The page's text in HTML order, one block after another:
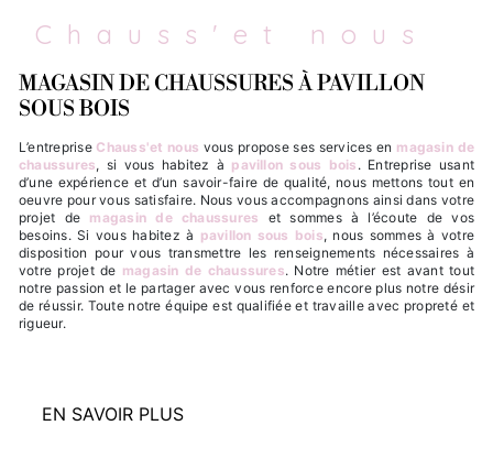
Chauss'et nous
MAGASIN DE CHAUSSURES À PAVILLON
SOUS BOIS
L’entreprise Chauss'et nous vous propose ses services en magasin de
chaussures, si vous habitez à pavillon sous bois . Entreprise usant
d’une expérience et d’un savoir-faire de qualité, nous mettons tout en
oeuvre pour vous satisfaire. Nous vous accompagnons ainsi dans votre
projet de magasin de chaussures et sommes à l’écoute de vos
besoins. Si vous habitez à pavillon sous bois, nous sommes à votre
disposition pour vous transmettre les renseignements nécessaires à
votre projet de magasin de chaussures. Notre métier est avant tout
notre passion et le partager avec vous renforce encore plus notre désir
de réussir. Toute notre équipe est qualifiée et travaille avec propreté et
rigueur.
EN SAVOIR PLUS